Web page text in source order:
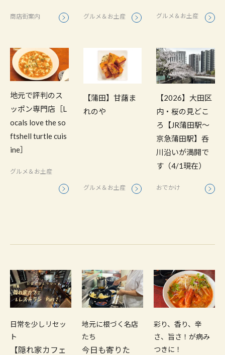
商店街案内 グルメ＆お土産 グルメ＆お土産
地元で評判のス
ッポン専門店［L
ocals love the so
ftshell turtle cuis
ine］
グルメ＆お土産
【蒲田】甘藷ま
れのや
グルメ＆お土産
【2026】大田区
内・桜の見どこ
ろ【JR蒲田駅〜
京急蒲田駅】呑
川沿いが満開で
す（4/1現在）
おでかけ
日常を少しリセッ
ト
【隠れ家カフェ
地元に根づく名店
たち
今日も寄りた
彩り、香り、辛
さ、旨さ！が病み
つきに！